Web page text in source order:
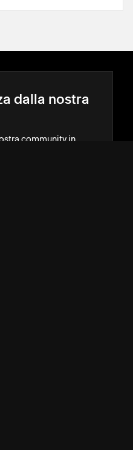
dalla nostra
community in